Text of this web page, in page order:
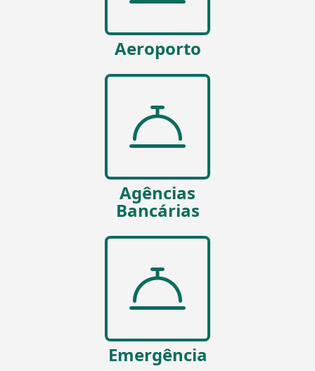
Aeroporto
Agências
Bancárias
Emergência